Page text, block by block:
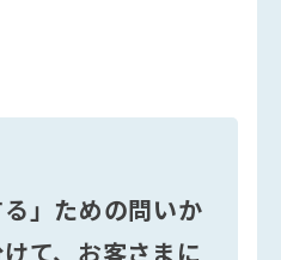
る」ための問いか
て、お客さまに